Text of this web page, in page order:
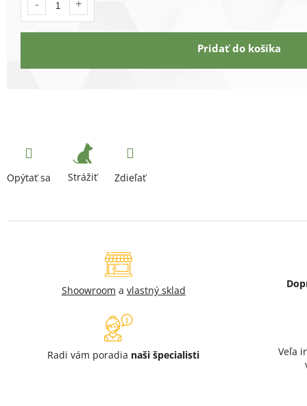
Pridať do košíka
Opýtať sa Strážiť Zdieľať
Shoowroom a vlastný sklad
Radi vám poradia naši špecialisti
Veľa